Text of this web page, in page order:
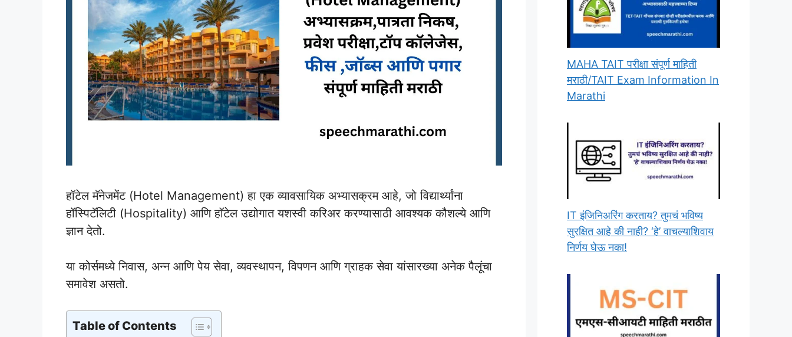
हॉटेल मॅनेजमेंट (Hotel Management) हा एक व्यावसायिक अभ्यासक्रम आहे, जो विद्यार्थ्यांना
हॉस्पिटॅलिटी (Hospitality) आणि हॉटेल उद्योगात यशस्वी करिअर करण्यासाठी आवश्यक कौशल्ये आणि
ज्ञान देतो.
या कोर्समध्ये निवास, अन्न आणि पेय सेवा, व्यवस्थापन, विपणन आणि ग्राहक सेवा यांसारख्या अनेक पैलूंचा
समावेश असतो.
Table of Contents
MAHA TAIT परीक्षा संपूर्ण माहिती
मराठी/TAIT Exam Information In
Marathi
IT इंजिनिअरिंग करताय? तुमचं भविष्य
सुरक्षित आहे की नाही? ‘हे’ वाचल्याशिवाय
निर्णय घेऊ नका!